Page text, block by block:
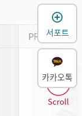
PR-M51P3
Scroll
서포트
카카오톡